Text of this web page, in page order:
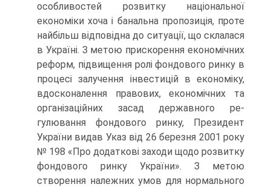
особливостей розвитку національної
економіки хоча і банальна пропозиція, проте
найбільш відповідна до ситуації, що склалася
в Україні. З метою прискорення економічних
реформ, підвищення ролі фондового ринку в
процесі залучення інвестицій в економіку,
вдосконалення правових, економічних та
організаційних засад державного ре­
гулювання фондового ринку, Президент
України видав Указ від 26 березня 2001 року
№ 198 «Про додаткові заходи щодо розвитку
фондового ринку Украї­ни». З метою
створення належних умов для нормального